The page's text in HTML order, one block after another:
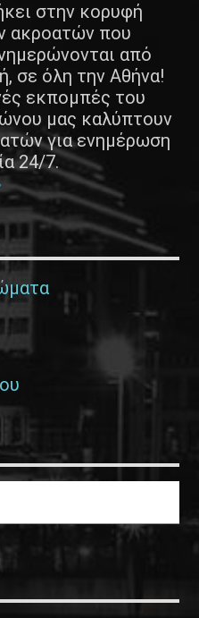
στην κορυφή
ακροατών που
από
σε όλη την Αθήνα!
εκπομπές του
μας καλύπτουν
για ενημέρωση
24/7.